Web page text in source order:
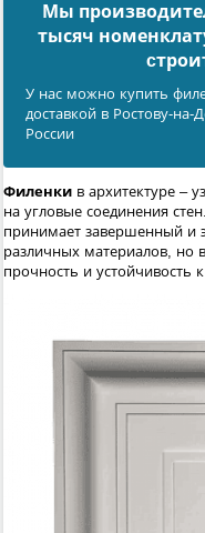
Мы
тысяч
У нас можно купить
доставкой в Ростову-на-
России
Филенки в архитектуре –
на угловые соединения
принимает завершенный и
различных материалов, но
прочность и устойчивость